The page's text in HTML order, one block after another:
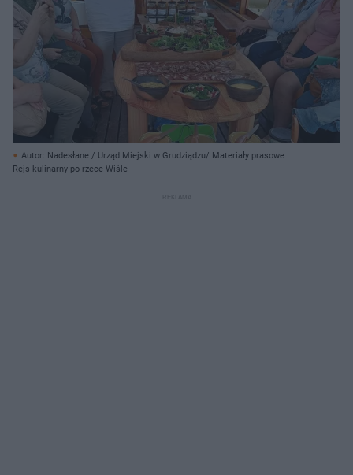
Autor: Nadesłane / Urząd Miejski w Grudziądzu/ Materiały prasowe
Rejs kulinarny po rzece Wiśle